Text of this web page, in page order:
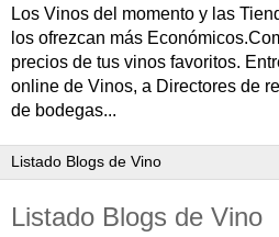
Los Vinos del momento y las
los ofrezcan más
precios de tus vinos favoritos.
online de Vinos, a Directores de
de bodegas...
Listado Blogs de Vino